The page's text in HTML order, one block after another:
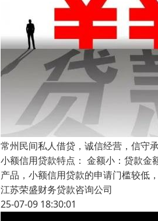
常州民间私人借贷，诚信经营，信守
小额信用贷款特点： 金额小：贷款
产品，小额信用贷款的申请门槛较低
江苏荣盛财务贷款咨询公司
25-07-09 18:30:01